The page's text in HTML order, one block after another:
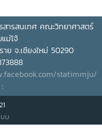
สารสนเทศคณะวิทยาศาสตร์
ม่โจ้
ย จ.เชียงใหม่ 50290
statimmju/
บ